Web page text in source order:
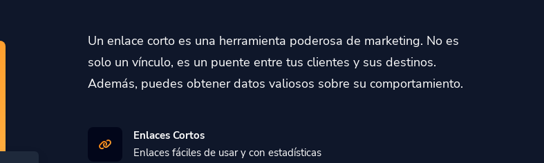
Un enlace corto es una herramienta poderosa de marketing. No es
solo un vínculo, es un puente entre tus clientes y sus destinos.
Además, puedes obtener datos valiosos sobre su comportamiento.
Enlaces Cortos
Enlaces fáciles de usar y con estadísticas